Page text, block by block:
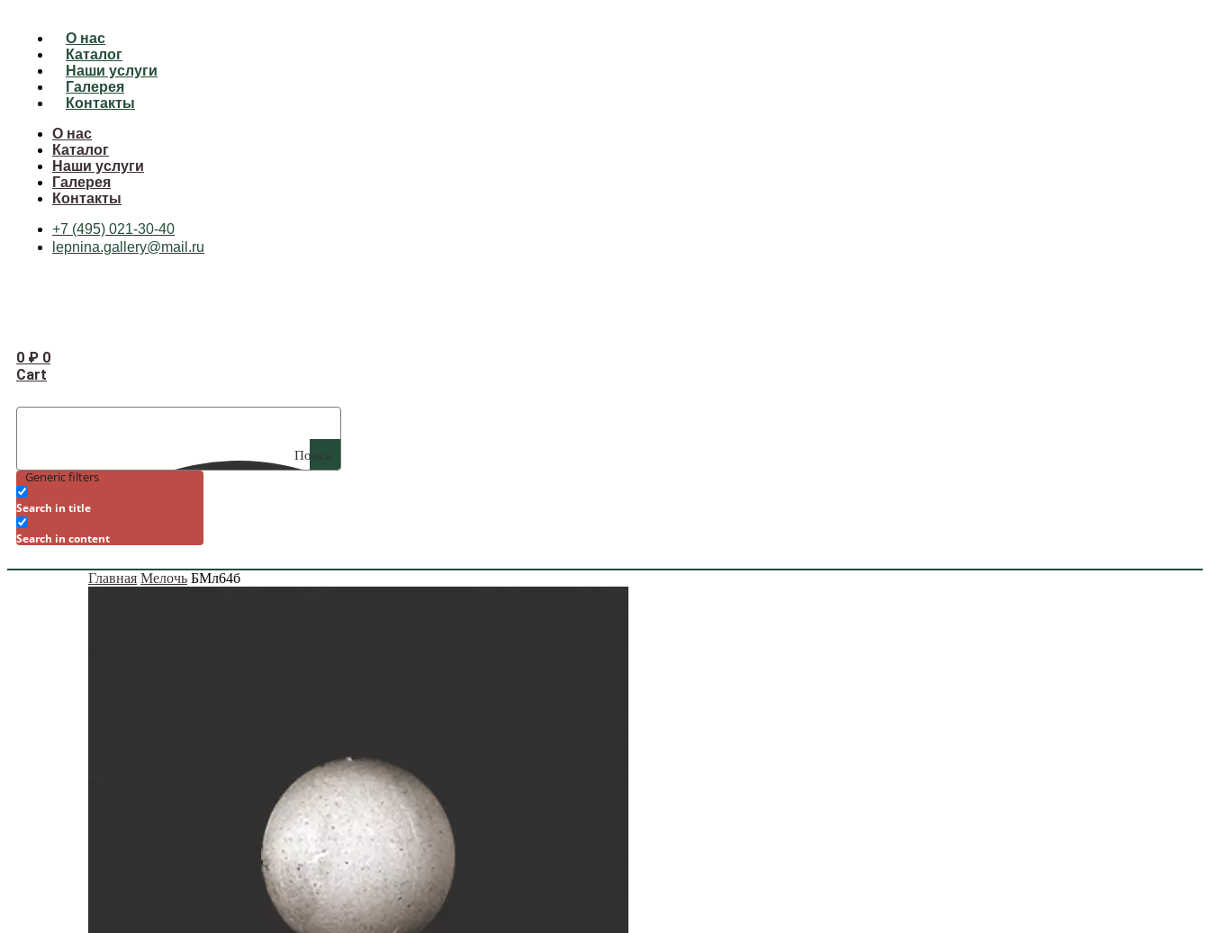
О нас
Каталог
Наши услуги
Галерея
Контакты
О нас
Каталог
Наши услуги
Галерея
Контакты
+7 (495) 021-30-40
lepnina.gallery@mail.ru
0 ₽ 0
Cart
Поиск
Generic filters
Search in title
Search in content
Главная Мелочь БМл64б